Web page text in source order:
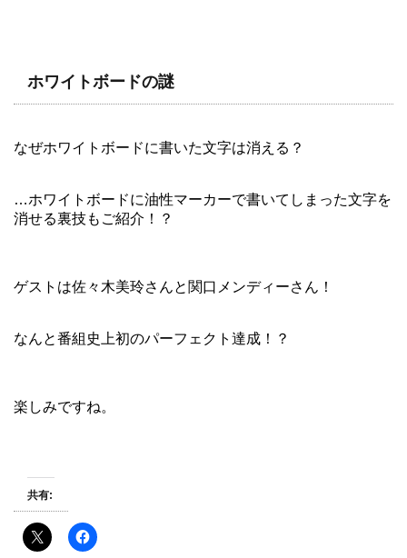
ホワイトボードの謎
なぜホワイトボードに書いた文字は消える？
…ホワイトボードに油性マーカーで書いてしまった文字を
消せる裏技もご紹介！？
ゲストは佐々木美玲さんと関口メンディーさん！
なんと番組史上初のパーフェクト達成！？
楽しみですね。
共有: